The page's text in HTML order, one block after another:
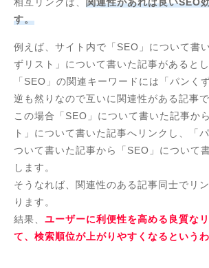
相互リンクは、
関連性があれば良いSEO
す。
例えば、サイト内で「SEO」について書
ずリスト」について書いた記事があるとし
「SEO」の関連キーワードには「パンく
逆も然りなので互いに関連性がある記事で
この場合「SEO」について書いた記事か
ト」について書いた記事へリンクし、「
ついて書いた記事から「SEO」について
します。
そうなれば、関連性のある記事同士でリ
ります。
結果、 ユーザーに利便性を高める良質な
て、検索順位が上がりやすくなるというわ